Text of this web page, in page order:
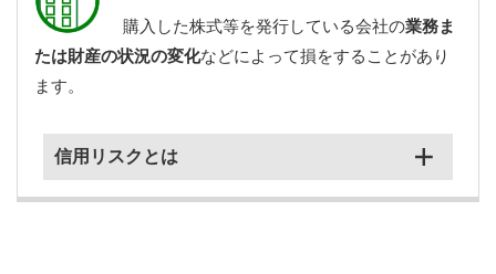
購入した株式等を発行している会社の業務ま
たは財産の状況の変化などによって損をすることがあり
ます。
信用リスクとは